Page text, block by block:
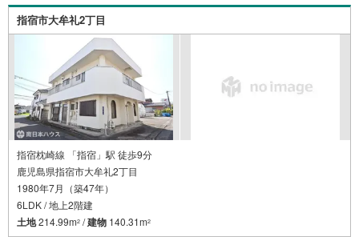
指宿市大牟礼2丁目
指宿枕崎線 「指宿」駅 徒歩9分
鹿児島県指宿市大牟礼2丁目
1980年7月（築47年）
6LDK / 地上2階建
土地214.99m2 /建物 140.31m2